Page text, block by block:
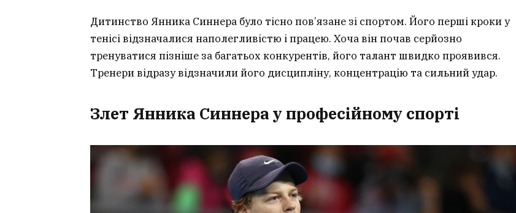
Дитинство Янника Синнера було тісно пов’язане зі спортом. Його перші кроки у
тенісі відзначалися наполегливістю і працею. Хоча він почав серйозно
тренуватися пізніше за багатьох конкурентів, його талант швидко проявився.
Тренери відразу відзначили його дисципліну, концентрацію та сильний удар.
Злет Янника Синнера у професійному спорті